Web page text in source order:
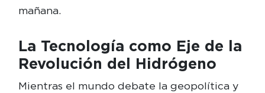
mañana.
La Tecnología como Eje de la
Revolución del Hidrógeno
Mientras el mundo debate la geopolítica y